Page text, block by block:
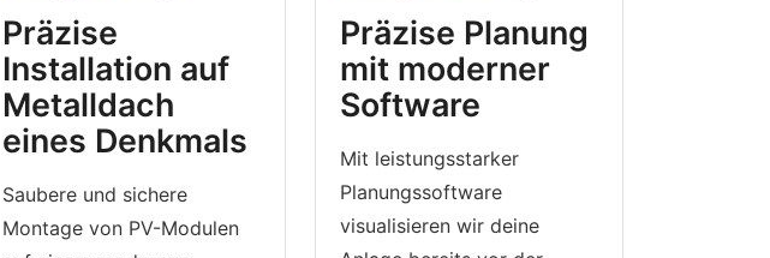
Präzise
Installation auf
Metall­dach
eines Denkmals
Saubere und sichere
Montage von PV-Modulen
Präzise Planung
mit moderner
Software
Mit leistungsstarker
Planungssoftware
visualisieren wir deine